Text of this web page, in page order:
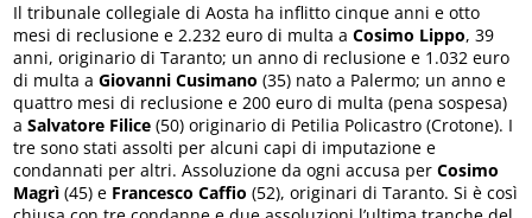
Il tribunale collegiale di Aosta ha inflitto cinque anni e otto
mesi di reclusione e 2.232 euro di multa a Cosimo Lippo, 39
anni, originario di Taranto; un anno di reclusione e 1.032 euro
di multa a Giovanni Cusimano (35) nato a Palermo; un anno e
quattro mesi di reclusione e 200 euro di multa (pena sospesa)
aSalvatore Filice (50) originario di Petilia Policastro (Crotone). I
tre sono stati assolti per alcuni capi di imputazione e
condannati per altri. Assoluzione da ogni accusa per Cosimo
Magrì (45) e Francesco Caffio (52), originari di Taranto. Si è così